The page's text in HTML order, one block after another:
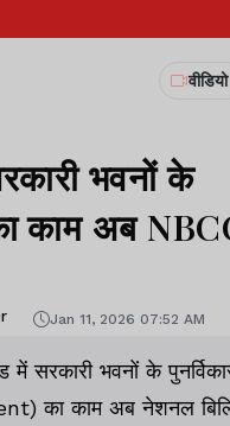
वीडियो
भवनों के
काम अब
Jan 11, 2026 07:52 AM
सरकारी भवनों के
का काम अब नेशनल